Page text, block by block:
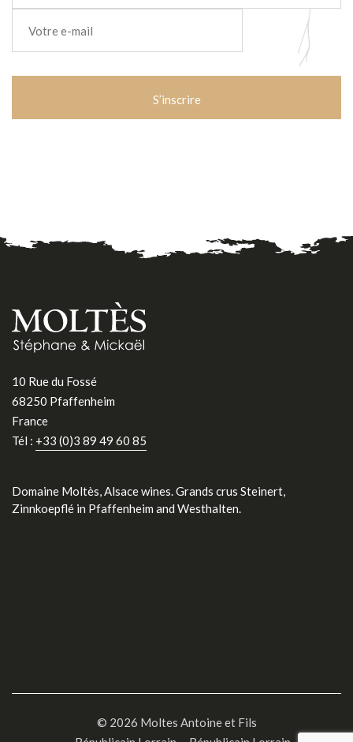
mail *
10 Rue du Fossé
68250 Pfaffenheim
France
Tél : +33 (0)3 89 49 60 85
Domaine Moltès, Alsace wines. Grands crus Steinert,
Zinnkoepflé in Pfaffenheim and Westhalten.
© 2026 Moltes Antoine et Fils